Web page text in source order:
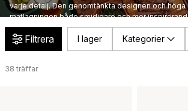
varje detalj. Den genomtänkta designen och
matlagningen både smidigare och mer
sortimentet och lyft ditt kök med Hexclads
och kastruller.
Filtrera I lager Kategorier
38 träffar